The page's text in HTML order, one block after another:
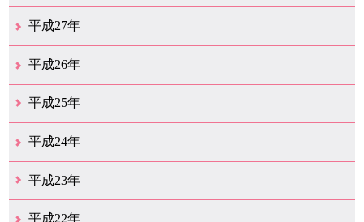
12月（15）
11月（12）
10月（11）
9月（21）
8月（11）
7月（18）
6月（15）
5月（27）
4月（50）
3月（37）
2月（12）
1月（9）
平成27年
12月（23）
11月（12）
10月（10）
9月（15）
8月（4）
7月（11）
6月（20）
5月（14）
4月（27）
3月（31）
2月（17）
1月（11）
平成26年
12月（13）
11月（12）
10月（13）
9月（16）
8月（17）
7月（11）
6月（13）
5月（5）
4月（16）
3月（16）
2月（15）
1月（11）
平成25年
12月（17）
11月（8）
10月（12）
9月（12）
8月（10）
7月（11）
6月（9）
5月（10）
4月（13）
3月（15）
2月（17）
1月（9）
平成24年
12月（11）
11月（8）
10月（9）
9月（13）
8月（7）
7月（11）
6月（10）
5月（14）
4月（9）
3月（17）
2月（6）
1月（20）
平成23年
12月（14）
11月（17）
10月（24）
9月（16）
8月（17）
7月（12）
6月（14）
5月（19）
4月（20）
3月（13）
2月（6）
1月（4）
平成22年